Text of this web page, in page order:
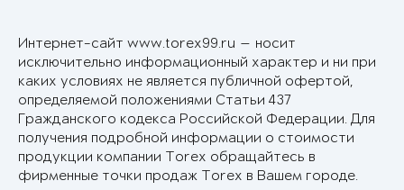
Интернет-сайт www.torex99.ru — носит
исключительно информационный характер и ни при
каких условиях не является публичной офертой,
определяемой положениями Статьи 437
Гражданского кодекса Российской Федерации. Для
получения подробной информации о стоимости
продукции компании Torex обращайтесь в
фирменные точки продаж Torex в Вашем городе.